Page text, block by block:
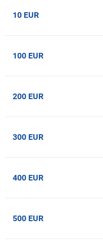
10 EUR
100 EUR
200 EUR
300 EUR
400 EUR
500 EUR